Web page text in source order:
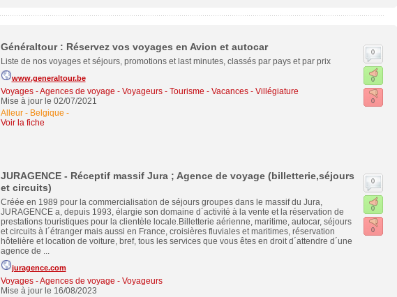
Généraltour : Réservez vos voyages en Avion et autocar
Liste de nos voyages et séjours, promotions et last minutes, classés par pays et par prix
www.generaltour.be
Voyages - Agences de voyage - Voyageurs- Tourisme - Vacances - Villégiature
Mise à jour le 02/07/2021
Alleur - Belgique -
Voir la fiche
0
0
0
JURAGENCE - Réceptif massif Jura ; Agence de voyage (billetterie,séjours
et circuits)
Créée en 1989 pour la commercialisation de séjours groupes dans le massif du Jura,
JURAGENCE a, depuis 1993, élargie son domaine d´activité à la vente et la réservation de
prestations touristiques pour la clientèle locale.Billetterie aérienne, maritime, autocar, séjours
et circuits à l´étranger mais aussi en France, croisières fluviales et maritimes, réservation
hôtelière et location de voiture, bref, tous les services que vous êtes en droit d´attendre d´une
agence de ...
juragence.com
Voyages - Agences de voyage - Voyageurs
Mise à jour le 16/08/2023
0
0
0